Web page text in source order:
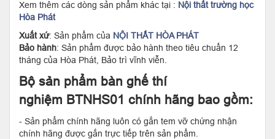
Xem thêm các dòng sản phẩm khác tại : Nội thất trường học
Hòa Phát
Xuất xứ: Sản phẩm của NỘI THẤT HÒA PHÁT
Bảo hành: Sản phẩm được bảo hành theo tiêu chuẩn 12
tháng của Hòa Phát, Bảo trì vĩnh viễn.
Bộ sản phẩm bàn ghế thí
nghiệm BTNHS01 chính hãng bao gồm:
- Sản phẩm chính hãng luôn có gắn tem vỡ chứng nhận
chính hãng được gắn trực tiếp trên sản phẩm.